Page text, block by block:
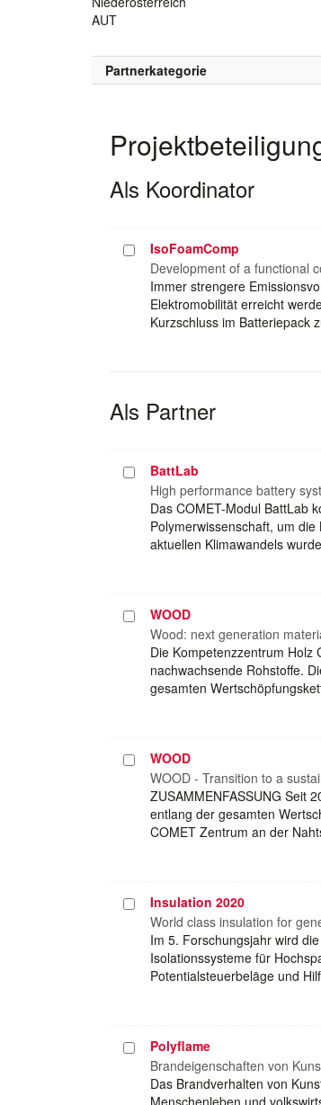
AUT
Partnerkategorie
Als Koordinator
Projekt
auswählen
IsoFoamComp
Development of a functional
Immer strengere
Elektromobilität erreicht
Kurzschluss im Batteriepack
Als Partner
Projekt
auswählen
BattLab
High performance battery
Das COMET-Modul BattLab
Polymerwissenschaft, um
aktuellen Klimawandels
Projekt
auswählen
WOOD
Wood: next generation
Die Kompetenzzentrum Holz
nachwachsende Rohstoffe.
gesamten
Projekt
auswählen
WOOD
WOOD - Transition to a
ZUSAMMENFASSUNG Seit
entlang der gesamten
COMET Zentrum an der
Projekt
auswählen
Insulation 2020
World class insulation for
Im 5. Forschungsjahr wird
Isolationssysteme für
Potentialsteuerbeläge und
Projekt
auswählen
Polyflame
Brandeigenschaften von
Das Brandverhalten von
Menschenleben und